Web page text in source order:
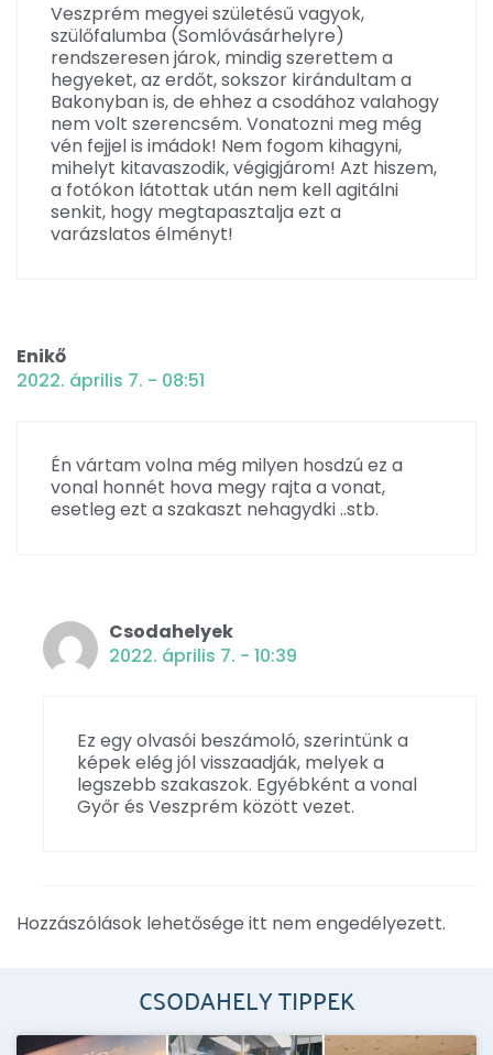
Veszprém megyei születésű vagyok,
szülőfalumba (Somlóvásárhelyre)
rendszeresen járok, mindig szerettem a
hegyeket, az erdőt, sokszor kirándultam a
Bakonyban is, de ehhez a csodához valahogy
nem volt szerencsém. Vonatozni meg még
vén fejjel is imádok! Nem fogom kihagyni,
mihelyt kitavaszodik, végigjárom! Azt hiszem,
a fotókon látottak után nem kell agitálni
senkit, hogy megtapasztalja ezt a
varázslatos élményt!
Enikő
2022. április 7. - 08:51
Én vártam volna még milyen hosdzú ez a
vonal honnét hova megy rajta a vonat,
esetleg ezt a szakaszt nehagydki ..stb.
Csodahelyek
2022. április 7. - 10:39
Ez egy olvasói beszámoló, szerintünk a
képek elég jól visszaadják, melyek a
legszebb szakaszok. Egyébként a vonal
Győr és Veszprém között vezet.
Hozzászólások lehetősége itt nem engedélyezett.
CSODAHELY TIPPEK